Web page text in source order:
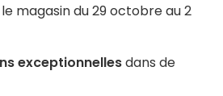
magasin du 29 octobre au 2
exceptionnellesdans de